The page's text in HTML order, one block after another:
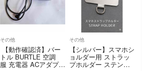
その他
【動作確認済】バー
トル BURTLE 空調
服 充電器 ACアダプタ
その他
【シルバー】スマホシ
ョルダー用 ストラッ
プホルダー ステンレ